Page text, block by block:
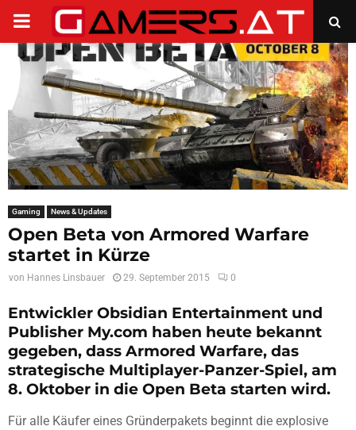
PRIMARY
MENU
Gaming News & Updates
Open Beta von Armored Warfare
startet in Kürze
von Hannes Linsbauer 29. September 2015 0
Entwickler Obsidian Entertainment und
Publisher My.com haben heute bekannt
gegeben, dass Armored Warfare, das
strategische Multiplayer-Panzer-Spiel, am
8. Oktober in die Open Beta starten wird.
Für alle Käufer eines Gründerpakets beginnt die explosive